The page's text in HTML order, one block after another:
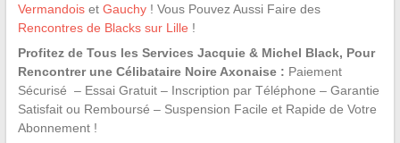
Vermandoiset Gauchy! Vous Pouvez Aussi Faire des
Rencontres de Blacks sur Lille !
Profitez de Tous les Services Jacquie & Michel Black, Pour
Rencontrer une Célibataire Noire Axonaise : Paiement
Sécurisé – Essai Gratuit – Inscription par Téléphone – Garantie
Satisfait ou Remboursé – Suspension Facile et Rapide de Votre
Abonnement !